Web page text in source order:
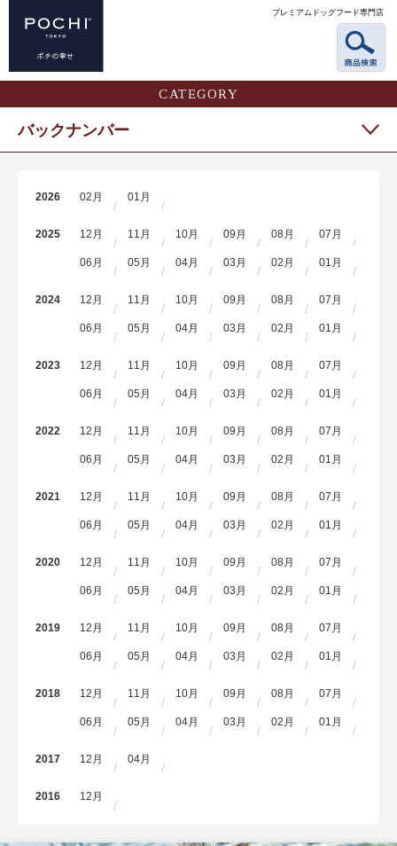
プレミアムドッグフード専門店
CATEGORY
バックナンバー
2026 02月 01月
2025 12月 11月 10月 09月 08月 07月
06月 05月 04月 03月 02月 01月
2024 12月 11月 10月 09月 08月 07月
06月 05月 04月 03月 02月 01月
2023 12月 11月 10月 09月 08月 07月
06月 05月 04月 03月 02月 01月
2022 12月 11月 10月 09月 08月 07月
06月 05月 04月 03月 02月 01月
2021 12月 11月 10月 09月 08月 07月
06月 05月 04月 03月 02月 01月
2020 12月 11月 10月 09月 08月 07月
06月 05月 04月 03月 02月 01月
2019 12月 11月 10月 09月 08月 07月
06月 05月 04月 03月 02月 01月
2018 12月 11月 10月 09月 08月 07月
06月 05月 04月 03月 02月 01月
2017 12月 04月
2016 12月